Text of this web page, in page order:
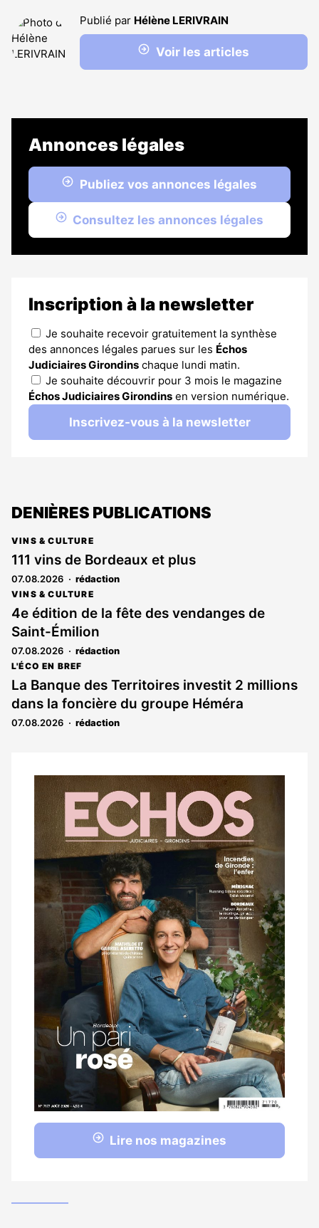
Publié par Hélène LERIVRAIN
Voir les articles
Annonces légales
Publiez vos annonces légales
Consultez les annonces légales
Inscription à la newsletter
Je souhaite recevoir gratuitement la synthèse
des annonces légales parues sur les Échos
Judiciaires Girondins chaque lundi matin.
Je souhaite découvrir pour 3 mois le magazine
Échos Judiciaires Girondins en version numérique.
Inscrivez-vous à la newsletter
DENIÈRES PUBLICATIONS
VINS & CULTURE
111 vins de Bordeaux et plus
07.08.2026 rédaction
VINS & CULTURE
4e édition de la fête des vendanges de
Saint-Émilion
07.08.2026 rédaction
L'ÉCO EN BREF
La Banque des Territoires investit 2 millions
dans la foncière du groupe Héméra
07.08.2026 rédaction
Notre
dernier
magazine
Lire nos magazines